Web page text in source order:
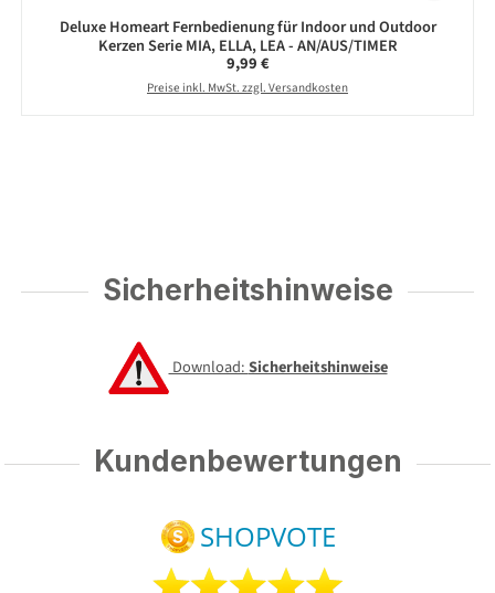
Deluxe Homeart Fernbedienung für Indoor und Outdoor
Kerzen Serie MIA, ELLA, LEA - AN/AUS/TIMER
Regulärer Preis:
9,99 €
Preise inkl. MwSt. zzgl. Versandkosten
Sicherheitshinweise
Download:Sicherheitshinweise
Kundenbewertungen